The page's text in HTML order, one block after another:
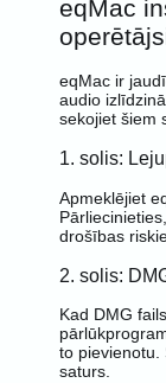
eqMac
eqMac ir
audio
sekojiet šiem
1. solis:
Apmeklējiet
drošības
2. solis:
Kad DMG
to pievienotu.
saturs.